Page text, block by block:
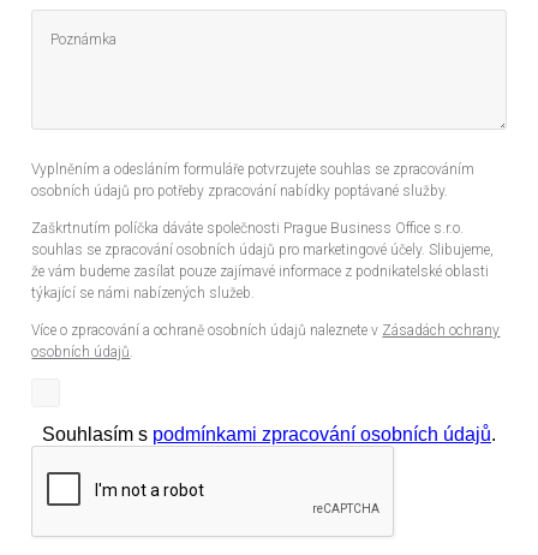
Vyplněním a odesláním formuláře potvrzujete souhlas se zpracováním
osobních údajů pro potřeby zpracování nabídky poptávané služby.
Zaškrtnutím políčka dáváte společnosti Prague Business Office s.r.o.
souhlas se zpracování osobních údajů pro marketingové účely. Slibujeme,
že vám budeme zasílat pouze zajímavé informace z podnikatelské oblasti
týkající se námi nabízených služeb.
Více o zpracování a ochraně osobních údajů naleznete v Zásadách ochrany
osobních údajů.
Souhlasím s podmínkami zpracování osobních údajů.